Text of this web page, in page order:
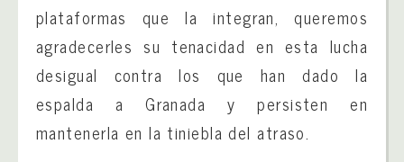
plataformas que la integran, queremos
agradecerles su tenacidad en esta lucha
desigual contra los que han dado la
espalda a Granada y persisten en
mantenerla en la tiniebla del atraso.